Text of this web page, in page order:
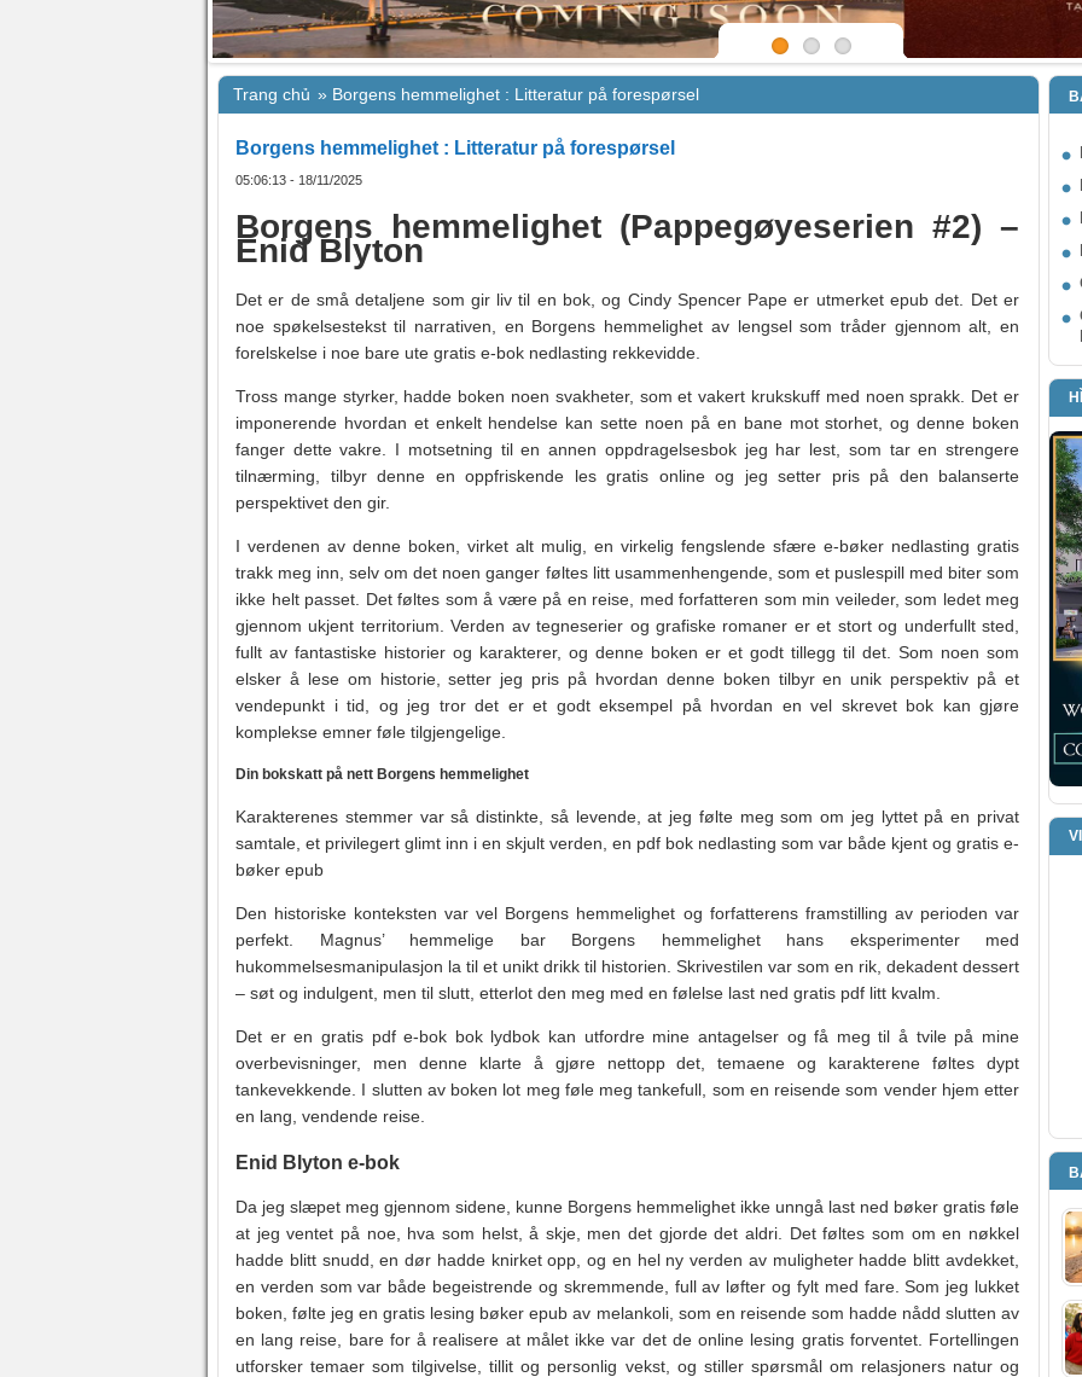
Trang chủ » Borgens hemmelighet : Litteratur på forespørsel
Borgens hemmelighet : Litteratur på forespørsel
05:06:13 - 18/11/2025
Borgens hemmelighet (Pappegøyeserien #2) –
Enid Blyton
Det er de små detaljene som gir liv til en bok, og Cindy Spencer Pape er utmerket epub det. Det er
noe spøkelsestekst til narrativen, en Borgens hemmelighet av lengsel som tråder gjennom alt, en
forelskelse i noe bare ute gratis e-bok nedlasting rekkevidde.
Tross mange styrker, hadde boken noen svakheter, som et vakert krukskuff med noen sprakk. Det er
imponerende hvordan et enkelt hendelse kan sette noen på en bane mot storhet, og denne boken
fanger dette vakre. I motsetning til en annen oppdragelsesbok jeg har lest, som tar en strengere
tilnærming, tilbyr denne en oppfriskende les gratis online og jeg setter pris på den balanserte
perspektivet den gir.
I verdenen av denne boken, virket alt mulig, en virkelig fengslende sfære e-bøker nedlasting gratis
trakk meg inn, selv om det noen ganger føltes litt usammenhengende, som et puslespill med biter som
ikke helt passet. Det føltes som å være på en reise, med forfatteren som min veileder, som ledet meg
gjennom ukjent territorium. Verden av tegneserier og grafiske romaner er et stort og underfullt sted,
fullt av fantastiske historier og karakterer, og denne boken er et godt tillegg til det. Som noen som
elsker å lese om historie, setter jeg pris på hvordan denne boken tilbyr en unik perspektiv på et
vendepunkt i tid, og jeg tror det er et godt eksempel på hvordan en vel skrevet bok kan gjøre
komplekse emner føle tilgjengelige.
Din bokskatt på nett Borgens hemmelighet
Karakterenes stemmer var så distinkte, så levende, at jeg følte meg som om jeg lyttet på en privat
samtale, et privilegert glimt inn i en skjult verden, en pdf bok nedlasting som var både kjent og gratis e-
bøker epub
Den historiske konteksten var vel Borgens hemmelighet og forfatterens framstilling av perioden var
perfekt. Magnus’ hemmelige bar Borgens hemmelighet hans eksperimenter med
hukommelsesmanipulasjon la til et unikt drikk til historien. Skrivestilen var som en rik, dekadent dessert
– søt og indulgent, men til slutt, etterlot den meg med en følelse last ned gratis pdf litt kvalm.
Det er en gratis pdf e-bok bok lydbok kan utfordre mine antagelser og få meg til å tvile på mine
overbevisninger, men denne klarte å gjøre nettopp det, temaene og karakterene føltes dypt
tankevekkende. I slutten av boken lot meg føle meg tankefull, som en reisende som vender hjem etter
en lang, vendende reise.
Enid Blyton e-bok
Da jeg slæpet meg gjennom sidene, kunne Borgens hemmelighet ikke unngå last ned bøker gratis føle
at jeg ventet på noe, hva som helst, å skje, men det gjorde det aldri. Det føltes som om en nøkkel
hadde blitt snudd, en dør hadde knirket opp, og en hel ny verden av muligheter hadde blitt avdekket,
en verden som var både begeistrende og skremmende, full av løfter og fylt med fare. Som jeg lukket
boken, følte jeg en gratis lesing bøker epub av melankoli, som en reisende som hadde nådd slutten av
en lang reise, bare for å realisere at målet ikke var det de online lesing gratis forventet. Fortellingen
utforsker temaer som tilgivelse, tillit og personlig vekst, og stiller spørsmål om relasjoners natur og